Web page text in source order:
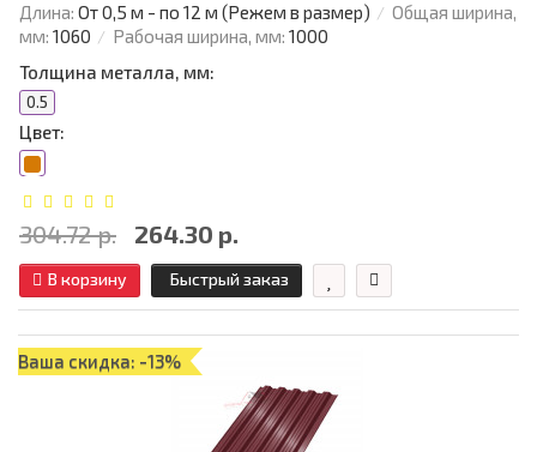
Длина: От 0,5 м - по 12 м (Режем в размер)
Общая ширина,
мм: 1060 Рабочая ширина, мм: 1000
Толщина металла, мм:
0.5
Цвет:
304.72 р. 264.30 р.
В корзину Быстрый заказ
Ваша скидка: -13%